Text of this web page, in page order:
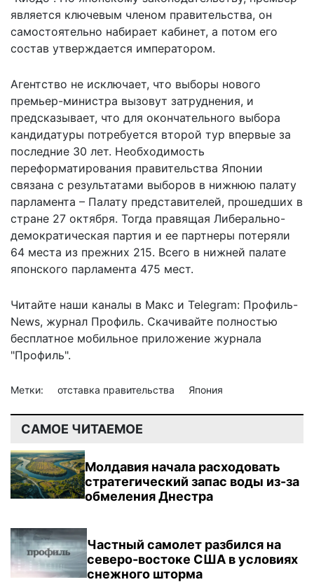
является ключевым членом правительства, он
самостоятельно набирает кабинет, а потом его
состав утверждается императором.
Агентство не исключает, что выборы нового
премьер-министра вызовут затруднения, и
предсказывает, что для окончательного выбора
кандидатуры потребуется второй тур впервые за
последние 30 лет. Необходимость
переформатирования правительства Японии
связана с результатами выборов в нижнюю палату
парламента – Палату представителей, прошедших в
стране 27 октября. Тогда правящая Либерально-
демократическая партия и ее партнеры потеряли
64 места из прежних 215. Всего в нижней палате
японского парламента 475 мест.
Читайте наши каналы в Макс и Telegram: Профиль-
News, журнал Профиль. Скачивайте полностью
бесплатное мобильное приложение журнала
"Профиль".
Метки: отставка правительства Япония
САМОЕ ЧИТАЕМОЕ
Молдавия начала расходовать
стратегический запас воды из-за
обмеления Днестра
Частный самолет разбился на
северо-востоке США в условиях
снежного шторма